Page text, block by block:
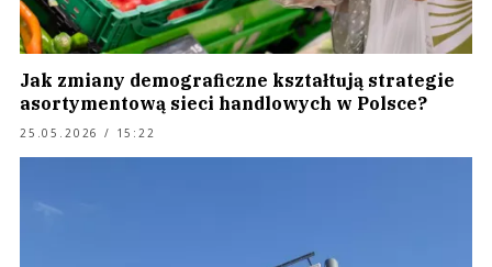
Jak zmiany demograficzne kształtują strategie
asortymentową sieci handlowych w Polsce?
25.05.2026 / 15:22